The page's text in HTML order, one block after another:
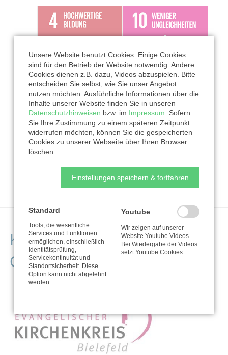
Kontaktdaten der
Organisation
Unsere Website benutzt Cookies. Einige Cookies
sind für den Betrieb der Website notwendig. Andere
Cookies dienen z.B. dazu, Videos abzuspielen. Bitte
entscheiden Sie selbst, wie Sie unser Angebot
nutzen möchten. Ausführliche Informationen über die
Inhalte unserer Website finden Sie in unseren
Datenschutzhinweisen bzw. im Impressum . Sofern
Sie Ihre Zustimmung zu einem späteren Zeitpunkt
widerrufen möchten, können Sie die gespeicherten
Cookies zu unserer Webseite über Ihren Browser
löschen.
Einstellungen speichern & fortfahren
Standard
Tools, die wesentliche
Services und Funktionen
ermöglichen, einschließlich
Identitätsprüfung,
Servicekontinuität und
Standortsicherheit. Diese
Option kann nicht abgelehnt
werden.
Youtube
Wir zeigen auf unserer
Website Youtube Videos.
Bei Wiedergabe der Videos
setzt Youtube Cookies.